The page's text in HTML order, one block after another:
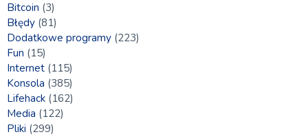
Bitcoin (3)
Błędy (81)
Dodatkowe programy (223)
Fun (15)
Internet (115)
Konsola (385)
Lifehack (162)
Media (122)
Pliki (299)